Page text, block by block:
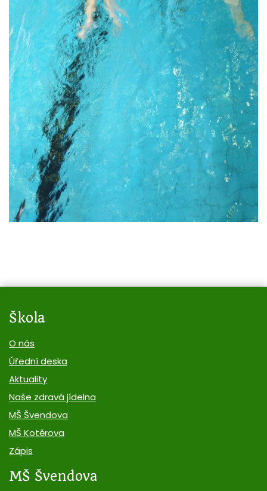
Škola
O nás
Úřední deska
Aktuality
Naše zdravá jídelna
MŠ Švendova
MŠ Kotěrova
Zápis
MŠ Švendova